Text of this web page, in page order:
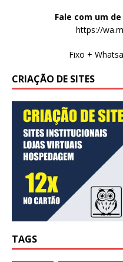
Fale com um
https://
Fixo +
CRIAÇÃO DE SITES
TAGS